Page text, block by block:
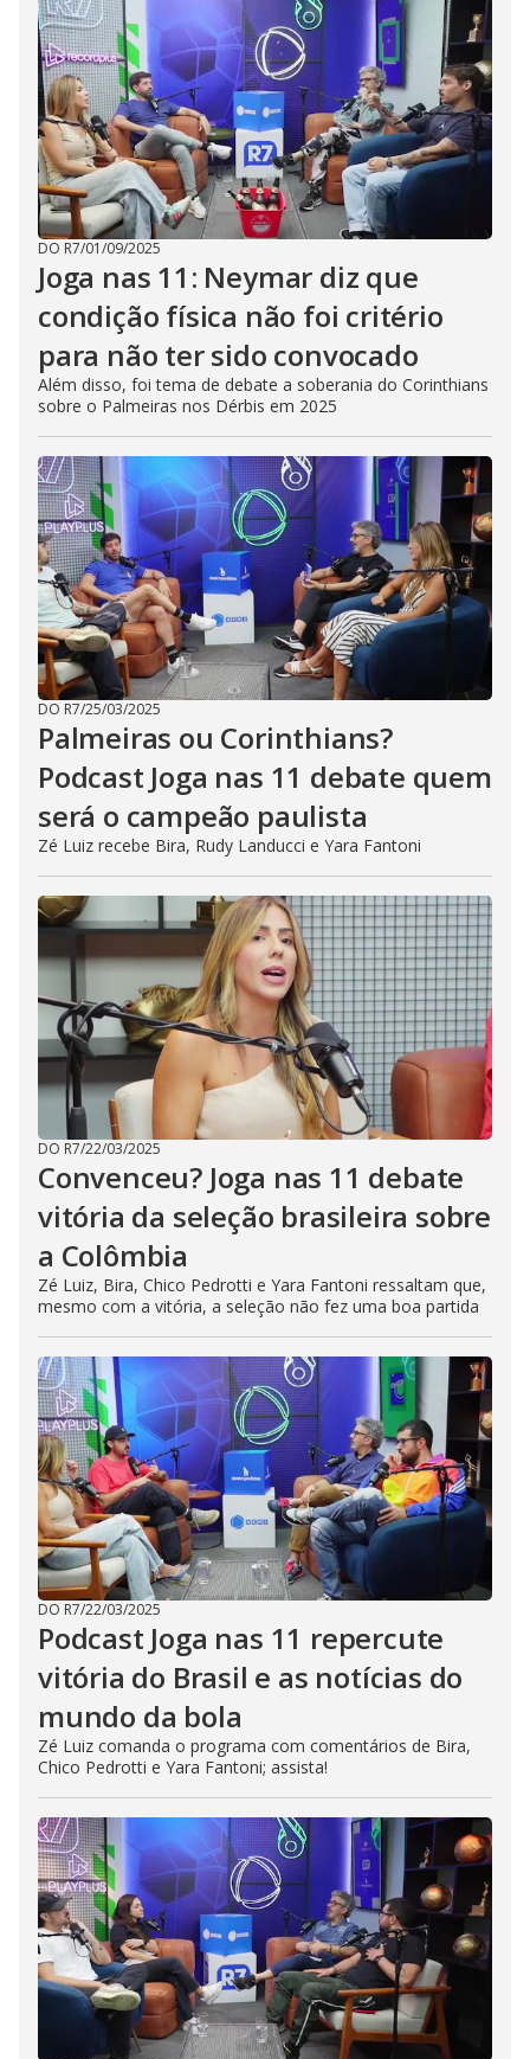
DO R7/01/09/2025
Joga nas 11: Neymar diz que
condição física não foi critério
para não ter sido convocado
Além disso, foi tema de debate a soberania do Corinthians
sobre o Palmeiras nos Dérbis em 2025
DO R7/25/03/2025
Palmeiras ou Corinthians?
Podcast Joga nas 11 debate quem
será o campeão paulista
Zé Luiz recebe Bira, Rudy Landucci e Yara Fantoni
DO R7/22/03/2025
Convenceu? Joga nas 11 debate
vitória da seleção brasileira sobre
a Colômbia
Zé Luiz, Bira, Chico Pedrotti e Yara Fantoni ressaltam que,
mesmo com a vitória, a seleção não fez uma boa partida
DO R7/22/03/2025
Podcast Joga nas 11 repercute
vitória do Brasil e as notícias do
mundo da bola
Zé Luiz comanda o programa com comentários de Bira,
Chico Pedrotti e Yara Fantoni; assista!